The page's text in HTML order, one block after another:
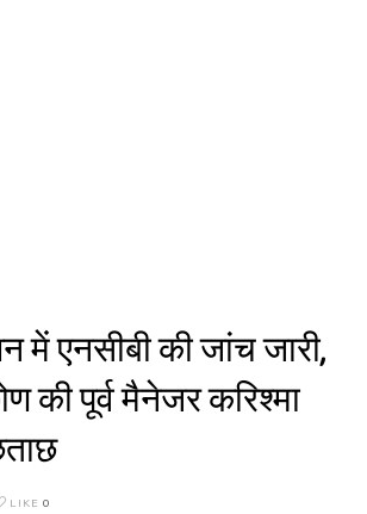
एनसीबी की जांच जारी,
की पूर्व मैनेजर करिश्मा
LIKE 0